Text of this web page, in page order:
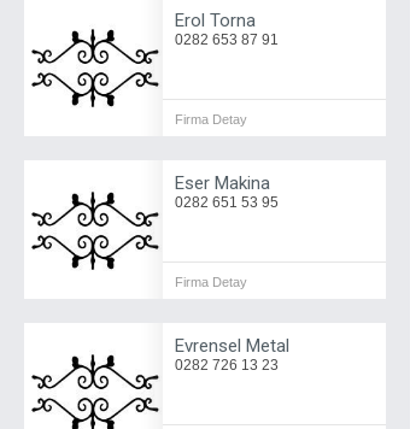
Erol Torna
0282 653 87 91
Firma Detay
Eser Makina
0282 651 53 95
Firma Detay
Evrensel Metal
0282 726 13 23